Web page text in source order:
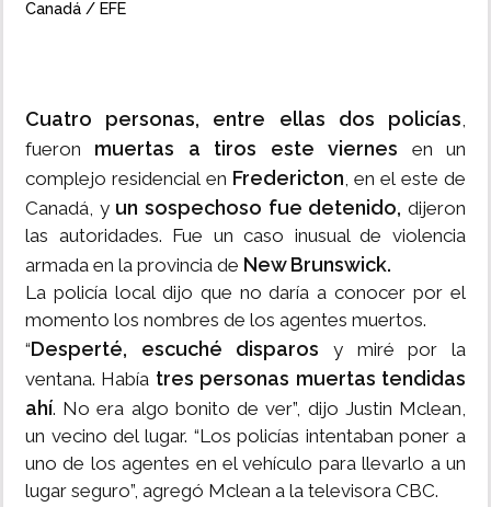
Canadá / EFE
Cuatro personas, entre ellas dos policías,
fueron muertas a tiros este viernes en un
complejo residencial en Fredericton, en el este de
Canadá, y un sospechoso fue detenido, dijeron
las autoridades. Fue un caso inusual de violencia
armada en la provincia de New Brunswick.
La policía local dijo que no daría a conocer por el
momento los nombres de los agentes muertos.
“Desperté, escuché disparos y miré por la
ventana. Había tres personas muertas tendidas
ahí. No era algo bonito de ver”, dijo Justin Mclean,
un vecino del lugar. “Los policías intentaban poner a
uno de los agentes en el vehículo para llevarlo a un
lugar seguro”, agregó Mclean a la televisora CBC.